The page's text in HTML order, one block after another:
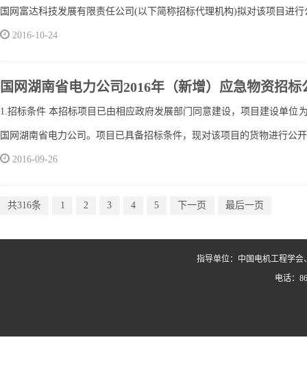
国网富达科技发展有限责任公司(以下简称招标代理机构)拟对该项目进
2016-10-24
国网湖南省电力公司2016年（新增）应急物资招标
1.招标条件 本招标项目已由相应政府发展部门同意建设，项目建设单
国网湖南省电力公司。项目已具备招标条件，现对该项目的货物进行公
2016-09-26
共316条 1 2 3 4 5 下一页 最后一页
指导单位：中国电机工程学
电话：